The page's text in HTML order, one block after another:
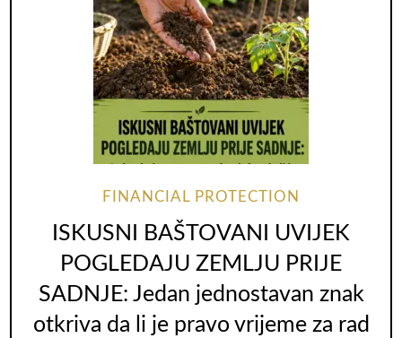
FINANCIAL PROTECTION
ISKUSNI BAŠTOVANI UVIJEK
POGLEDAJU ZEMLJU PRIJE
SADNJE: Jedan jednostavan znak
otkriva da li je pravo vrijeme za rad